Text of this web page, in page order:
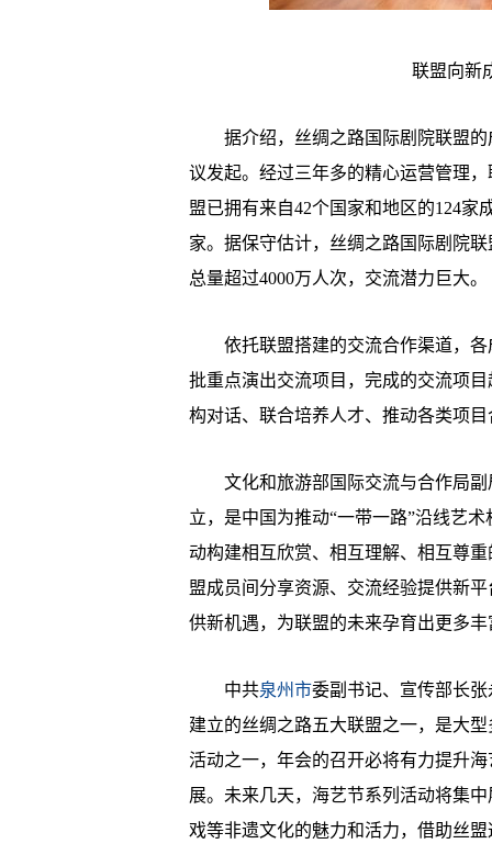
联盟向新
据介绍，丝绸之路国际剧院联盟的
议发起。经过三年多的精心运营管理
盟已拥有来自42个国家和地区的124家
家。据保守估计，丝绸之路国际剧院
总量超过4000万人次，交流潜力巨大。
依托联盟搭建的交流合作渠道，各
批重点演出交流项目，完成的交流项
构对话、联合培养人才、推动各类项
文化和旅游部国际交流与合作局副
立，是中国为推动“一带一路”沿线艺
动构建相互欣赏、相互理解、相互尊
盟成员间分享资源、交流经验提供新
供新机遇，为联盟的未来孕育出更多
中共泉州市委副书记、宣传部长
建立的丝绸之路五大联盟之一，是大
活动之一，年会的召开必将有力提升
展。未来几天，海艺节系列活动将集
戏等非遗文化的魅力和活力，借助丝